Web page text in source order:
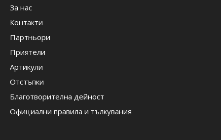
За нас
Контакти
Партньори
Приятели
Артикули
Отстъпки
Благотворителна дейност
Официални правила и тълкувания